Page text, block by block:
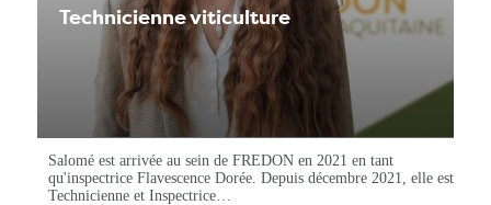
Technicienne viticulture
Salomé est arrivée au sein de FREDON en 2021 en tant
qu'inspectrice Flavescence Dorée. Depuis décembre 2021, elle est
Technicienne et Inspectrice…